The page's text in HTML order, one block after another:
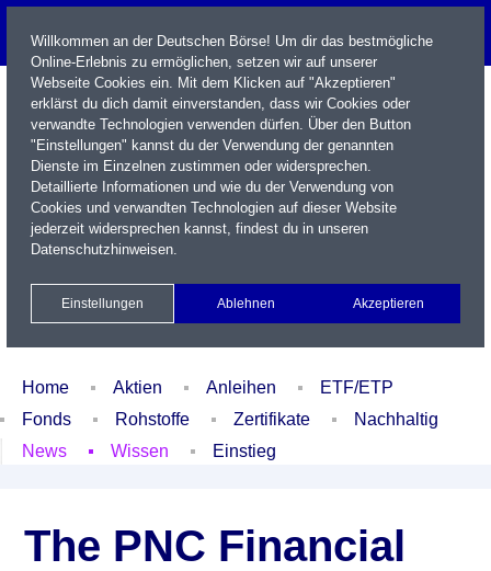
Name / WKN / ISIN / Kürzel
Xetra Realtime
Watchlist Portfolio Login
Home Aktien Anleihen
ETF/ETP
Fonds
Rohstoffe Zertifikate
Nachhaltig
News
Wissen Einstieg
The PNC Financial
Willkommen an der Deutschen Börse! Um dir das bestmögliche
Online-Erlebnis zu ermöglichen, setzen wir auf unserer
Webseite Cookies ein. Mit dem Klicken auf "Akzeptieren"
erklärst du dich damit einverstanden, dass wir Cookies oder
verwandte Technologien verwenden dürfen. Über den Button
"Einstellungen" kannst du der Verwendung der genannten
Dienste im Einzelnen zustimmen oder widersprechen.
Detaillierte Informationen und wie du der Verwendung von
Cookies und verwandten Technologien auf dieser Website
jederzeit widersprechen kannst, findest du in unseren
Datenschutzhinweisen.
Einstellungen Ablehnen Akzeptieren